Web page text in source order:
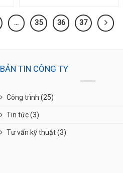
… 35 36 37
BẢN TIN CÔNG TY
Công trình (25)
Tin tức(3)
Tư vấn kỹ thuật(3)